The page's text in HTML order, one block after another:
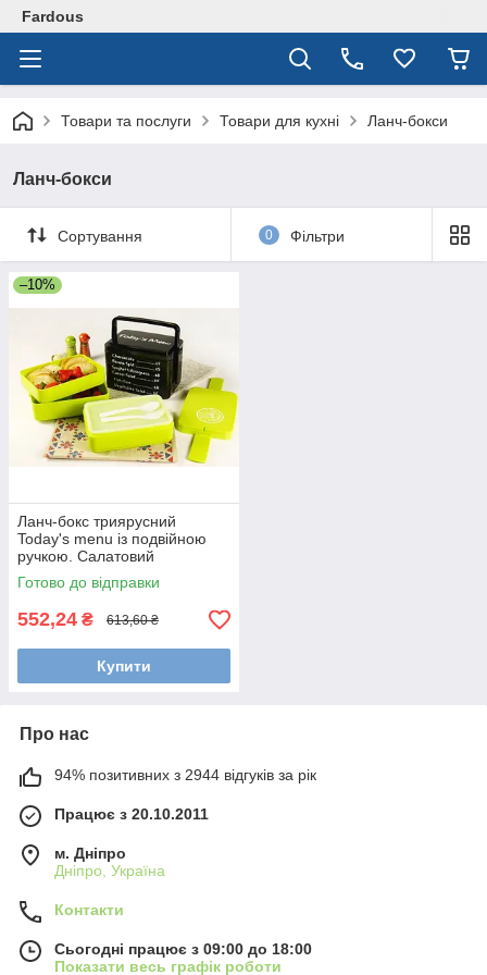
Fardous
Товари та послуги Товари для кухні Ланч-бокси
Ланч-бокси
Сортування 0 Фільтри
–10%
Ланч-бокс триярусний
Today's menu із подвійною
ручкою. Салатовий
Готово до відправки
552,24 ₴ 613,60 ₴
Купити
Про нас
94% позитивних з 2944 відгуків за рік
Працює з 20.10.2011
м. Дніпро
Дніпро, Україна
Контакти
Сьогодні працює з 09:00 до 18:00
Показати весь графік роботи